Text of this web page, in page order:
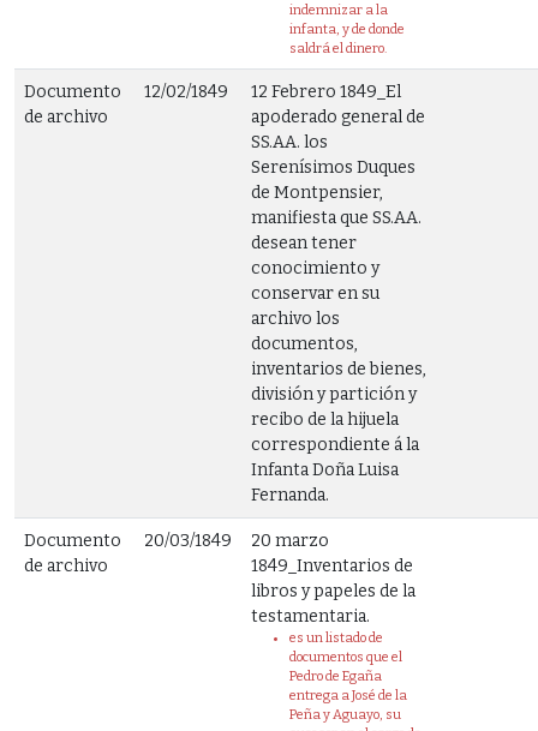
indemnizar a la
infanta, y de donde
saldrá el dinero.
Documento
de archivo
12/02/1849
12 Febrero 1849_El
apoderado general de
SS.AA. los
Serenísimos Duques
de Montpensier,
manifiesta que SS.AA.
desean tener
conocimiento y
conservar en su
archivo los
documentos,
inventarios de bienes,
división y partición y
recibo de la hijuela
correspondiente á la
Infanta Doña Luisa
Fernanda.
Documento
de archivo
20/03/1849
20 marzo
1849_Inventarios de
libros y papeles de la
testamentaria.
es un listado de
documentos que el
Pedro de Egaña
entrega a José de la
Peña y Aguayo, su